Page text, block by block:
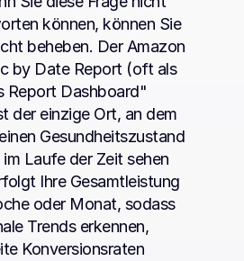
können, können Sie
beheben. Der Amazon
by Date Report (oft als
Report Dashboard"
der einzige Ort, an dem
Gesundheitszustand
Laufe der Zeit sehen
Ihre Gesamtleistung
oder Monat, sodass
Trends erkennen,
Konversionsraten